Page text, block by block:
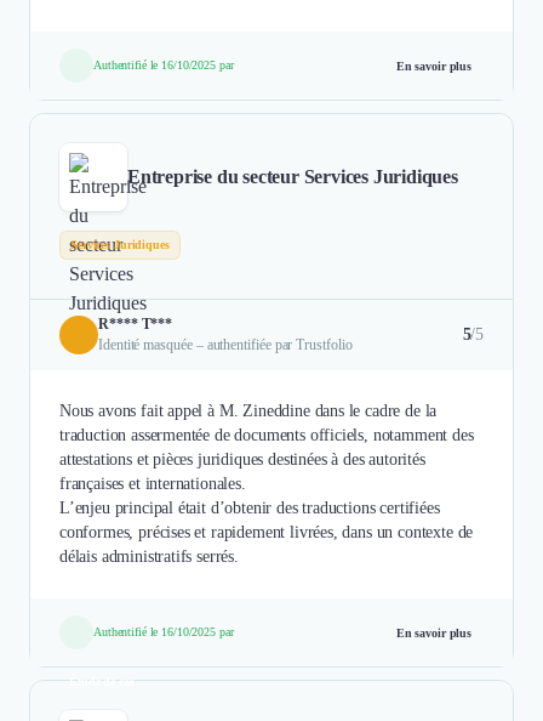
Authentifié le 16/10/2025 par En savoir plus
Entreprise du secteur Services Juridiques
Services Juridiques
R**** T***
Identité masquée – authentifiée par Trustfolio
5/5
Nous avons fait appel à M. Zineddine dans le cadre de la
traduction assermentée de documents officiels, notamment des
attestations et pièces juridiques destinées à des autorités
françaises et internationales.
L’enjeu principal était d’obtenir des traductions certifiées
conformes, précises et rapidement livrées, dans un contexte de
délais administratifs serrés.
Authentifié le 16/10/2025 par En savoir plus
Étude de cas